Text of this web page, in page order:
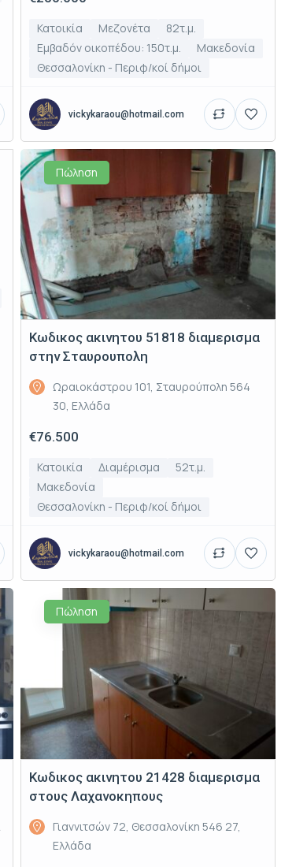
Κατοικία Μεζονέτα
82τ.μ.
Εμβαδόν οικοπέδου: 150τ.μ.
Μακεδονία
Θεσσαλονίκη - Περιφ/κοί δήμοι
vickykaraou@hotmail.com
Πώληση
Κωδικος ακινητου 51818 διαμερισμα
στην Σταυρουπολη
Ωραιοκάστρου 101, Σταυρούπολη 564
30, Ελλάδα
€76.500
Κατοικία Διαμέρισμα
52τ.μ.
Μακεδονία
Θεσσαλονίκη - Περιφ/κοί δήμοι
vickykaraou@hotmail.com
Πώληση
Κωδικος ακινητου 21428 διαμερισμα
στους Λαχανοκηπους
Γιαννιτσών 72, Θεσσαλονίκη 546 27,
Ελλάδα